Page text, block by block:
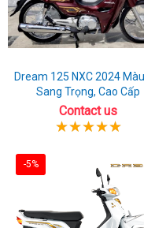
Dream 125 NXC 2024
Sang Trọng, Cao Cấp
Contact us
-5%